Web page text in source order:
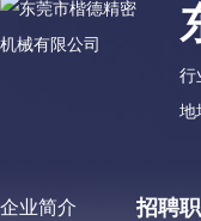
行
地
企业简介 招聘